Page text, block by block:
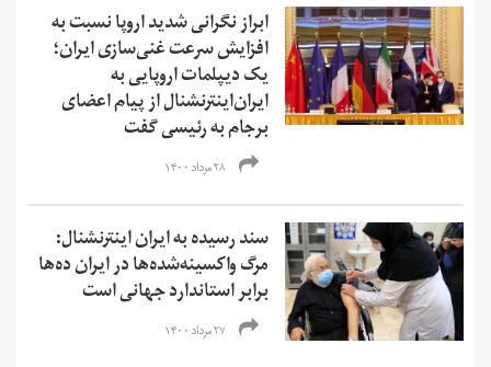
ابراز نگرانی شدید اروپا نسبت به
افزایش سرعت غنی‌سازی ایران؛
یک دیپلمات اروپایی به
ایران‌اینترنشنال از پیام اعضای
برجام به رئیسی گفت
۲۸ مرداد ۱۴۰۰
سند رسیده به ایران اینترنشنال:
مرگ واکسینه‌شده‌ها در ایران ده‌ها
برابر استاندارد جهانی است
۲۷ مرداد ۱۴۰۰